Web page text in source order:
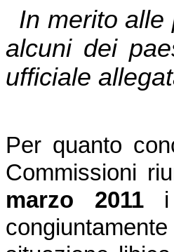
In merito alle
alcuni dei
ufficiale
Per quanto
Commissioni
marzo 2011i